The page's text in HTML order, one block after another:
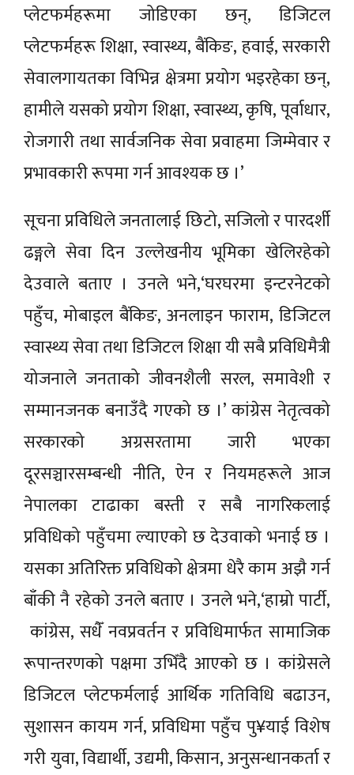
प्लेटफर्महरूमा जोडिएका छन्, डिजिटल
प्लेटफर्महरू शिक्षा, स्वास्थ्य, बैंकिङ, हवाई, सरकारी
सेवालगायतका विभिन्न क्षेत्रमा प्रयोग भइरहेका छन्,
हामीले यसको प्रयोग शिक्षा, स्वास्थ्य, कृषि, पूर्वाधार,
रोजगारी तथा सार्वजनिक सेवा प्रवाहमा जिम्मेवार र
प्रभावकारी रूपमा गर्न आवश्यक छ ।’
सूचना प्रविधिले जनतालाई छिटो, सजिलो र पारदर्शी
ढङ्गले सेवा दिन उल्लेखनीय भूमिका खेलिरहेको
देउवाले बताए । उनले भने,‘घरघरमा इन्टरनेटको
पहुँच, मोबाइल बैंकिङ, अनलाइन फाराम, डिजिटल
स्वास्थ्य सेवा तथा डिजिटल शिक्षा यी सबै प्रविधिमैत्री
योजनाले जनताको जीवनशैली सरल, समावेशी र
सम्मानजनक बनाउँदै गएको छ ।’ कांग्रेस नेतृत्वको
सरकारको अग्रसरतामा जारी भएका
दूरसञ्चारसम्बन्धी नीति, ऐन र नियमहरूले आज
नेपालका टाढाका बस्ती र सबै नागरिकलाई
प्रविधिको पहुँचमा ल्याएको छ देउवाको भनाई छ ।
यसका अतिरिक्त प्रविधिको क्षेत्रमा धेरै काम अझै गर्न
बाँकी नै रहेको उनले बताए । उनले भने,‘हाम्रो पार्टी,
कांग्रेस, सधैँं नवप्रवर्तन र प्रविधिमार्फत सामाजिक
रूपान्तरणको पक्षमा उभिँदै आएको छ । कांग्रेसले
डिजिटल प्लेटफर्मलाई आर्थिक गतिविधि बढाउन,
सुशासन कायम गर्न, प्रविधिमा पहुँच पु¥याई विशेष
गरी युवा, विद्यार्थी, उद्यमी, किसान, अनुसन्धानकर्ता र